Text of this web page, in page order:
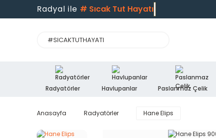
Radyal ile # Sıcak Tut Hayatı
Radyatörler Havlupanlar Paslanmaz Çelik
Anasayfa Radyatörler Hane Elips